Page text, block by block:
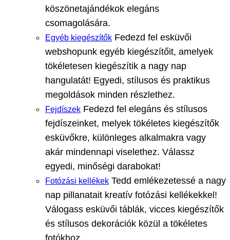
köszönetajándékok elegáns
csomagolására.
Egyéb kiegészítők Fedezd fel esküvői
webshopunk egyéb kiegészítőit, amelyek
tökéletesen kiegészítik a nagy nap
hangulatát! Egyedi, stílusos és praktikus
megoldások minden részlethez.
Fejdíszek Fedezd fel elegáns és stílusos
fejdíszeinket, melyek tökéletes kiegészítők
esküvőkre, különleges alkalmakra vagy
akár mindennapi viselethez. Válassz
egyedi, minőségi darabokat!
Fotózási kellékek Tedd emlékezetessé a nagy
nap pillanatait kreatív fotózási kellékekkel!
Válogass esküvői táblák, vicces kiegészítők
és stílusos dekorációk közül a tökéletes
fotókhoz.